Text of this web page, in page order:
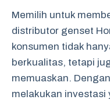
Memilih untuk
distributor genset
konsumen tidak
berkualitas, tetapi
memuaskan.
melakukan investasi